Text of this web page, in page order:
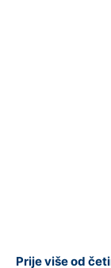
Prije više od